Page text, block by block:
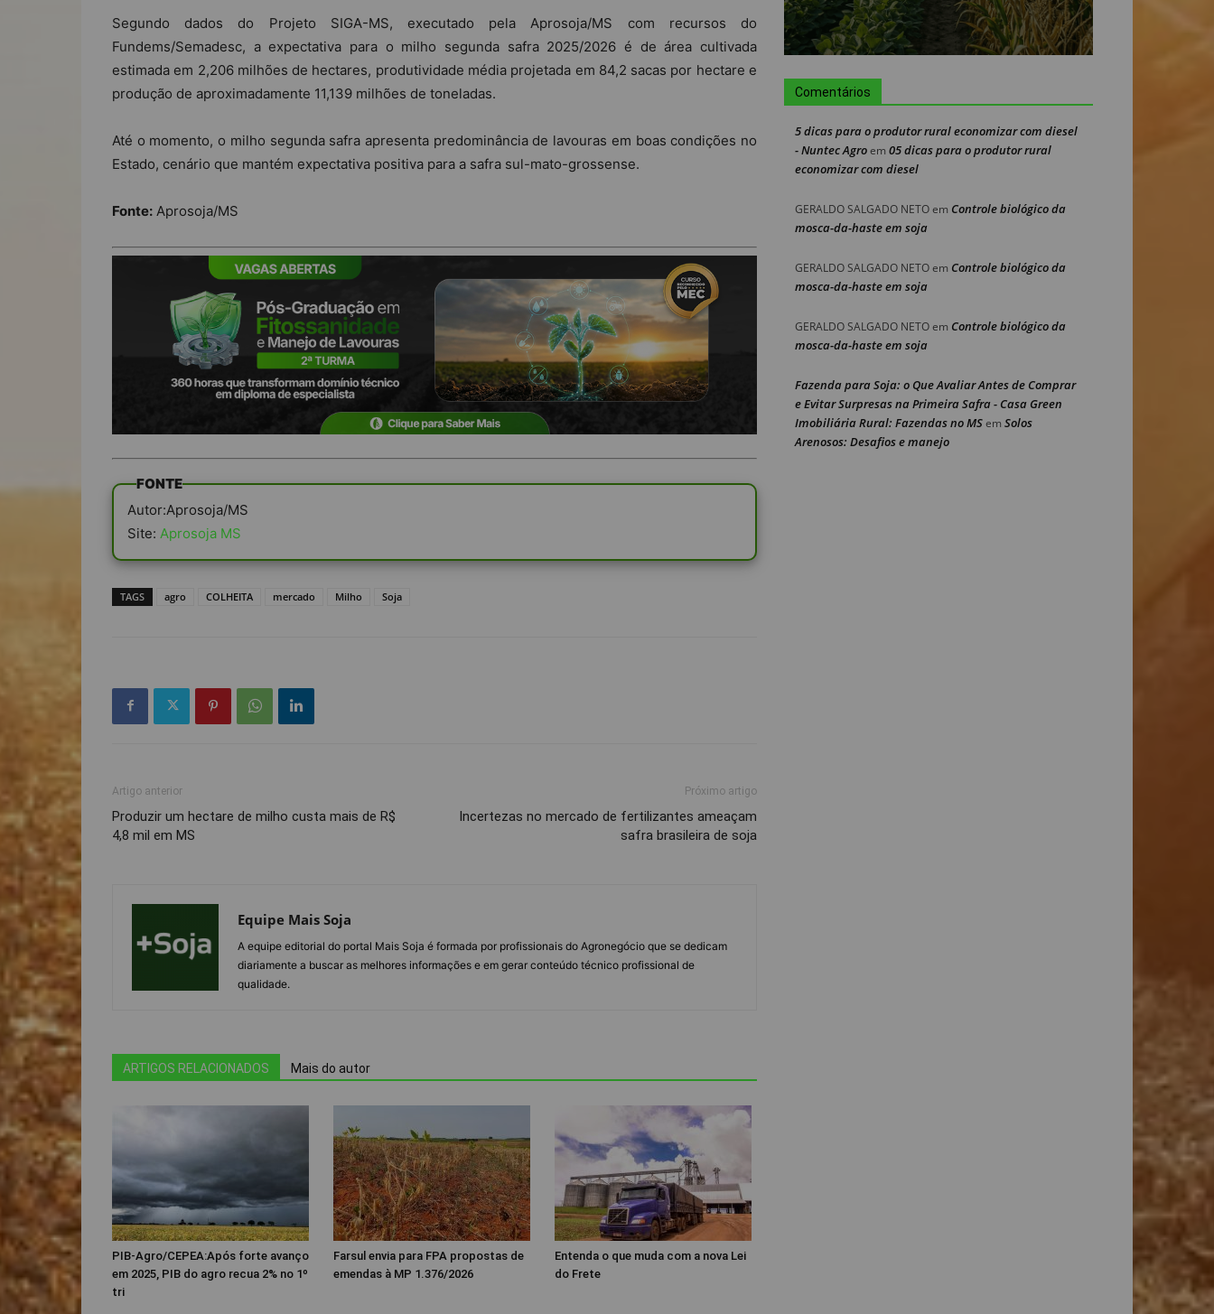
Segundo dados do Projeto SIGA-MS, executado pela Aprosoja/MS com recursos do
Fundems/Semadesc, a expectativa para o milho segunda safra 2025/2026 é de área cultivada
estimada em 2,206 milhões de hectares, produtividade média projetada em 84,2 sacas por hectare e
produção de aproximadamente 11,139 milhões de toneladas.
Até o momento, o milho segunda safra apresenta predominância de lavouras em boas condições no
Estado, cenário que mantém expectativa positiva para a safra sul-mato-grossense.
Fonte: Aprosoja/MS
FONTE
Autor:Aprosoja/MS
Site: Aprosoja MS
TAGS agro COLHEITA mercado Milho Soja
Artigo anterior
Produzir um hectare de milho custa mais de R$
4,8 mil em MS
Próximo artigo
Incertezas no mercado de fertilizantes ameaçam
safra brasileira de soja
Equipe Mais Soja
A equipe editorial do portal Mais Soja é formada por profissionais do Agronegócio que se dedicam
diariamente a buscar as melhores informações e em gerar conteúdo técnico profissional de
qualidade.
ARTIGOS RELACIONADOS Mais do autor
PIB-Agro/CEPEA:Após forte avanço
em 2025, PIB do agro recua 2% no 1º
tri
Farsul envia para FPA propostas de
emendas à MP 1.376/2026
Entenda o que muda com a nova Lei
do Frete
Comentários
5 dicas para o produtor rural economizar com diesel
- Nuntec Agroem 05 dicas para o produtor rural
economizar com diesel
GERALDO SALGADO NETOem Controle biológico da
mosca-da-haste em soja
GERALDO SALGADO NETOem Controle biológico da
mosca-da-haste em soja
GERALDO SALGADO NETOem Controle biológico da
mosca-da-haste em soja
Fazenda para Soja: o Que Avaliar Antes de Comprar
e Evitar Surpresas na Primeira Safra - Casa Green
Imobiliária Rural: Fazendas no MSem Solos
Arenosos: Desafios e manejo